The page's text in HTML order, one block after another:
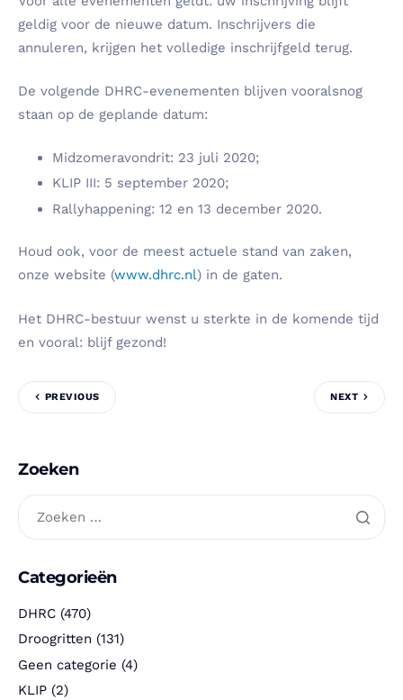
geldig voor de nieuwe datum. Inschrijvers die
annuleren, krijgen het volledige inschrijfgeld terug.
De volgende DHRC-evenementen blijven vooralsnog
staan op de geplande datum:
Midzomeravondrit: 23 juli 2020;
KLIP III: 5 september 2020;
Rallyhappening: 12 en 13 december 2020.
Houd ook, voor de meest actuele stand van zaken,
onze website (www.dhrc.nl) in de gaten.
Het DHRC-bestuur wenst u sterkte in de komende tijd
en vooral: blijf gezond!
PREVIOUS NEXT
Zoeken
Categorieën
DHRC (470)
Droogritten (131)
Geen categorie (4)
KLIP (2)